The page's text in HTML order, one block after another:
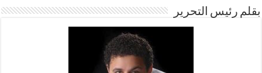
بقلم رئيس التحرير